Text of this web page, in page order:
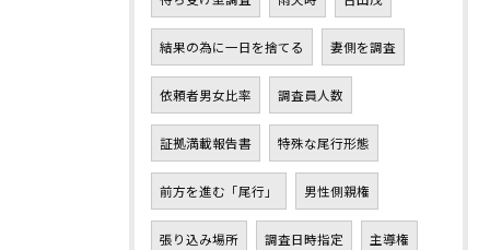
結果の為に一日を捨てる 妻側を調査
依頼者男女比率 調査員人数
証拠満載報告書 特殊な尾行形態
前方を進む「尾行」 男性側親権
張り込み場所 調査日時指定 主導権